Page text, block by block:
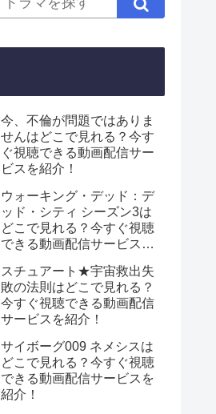
今、不倫が問題ではありま
せんはどこで見れる？今す
ぐ視聴できる動画配信サー
ビスを紹介！
ウォーキング・デッド：デ
ッド・シティ シーズン3は
どこで見れる？今すぐ視聴
できる動画配信サービスを
スチュアート★宇宙救出失
敗の法則はどこで見れる？
今すぐ視聴できる動画配信
サービスを紹介！
サイボーグ009 ネメシスは
どこで見れる？今すぐ視聴
できる動画配信サービスを
紹介！